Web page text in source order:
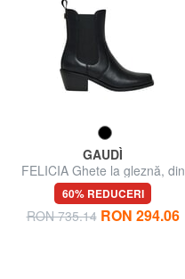
GAUDÌ
FELICIA Ghete la gleznă, din
piele
60% REDUCERI
RON 735.14 RON 294.06